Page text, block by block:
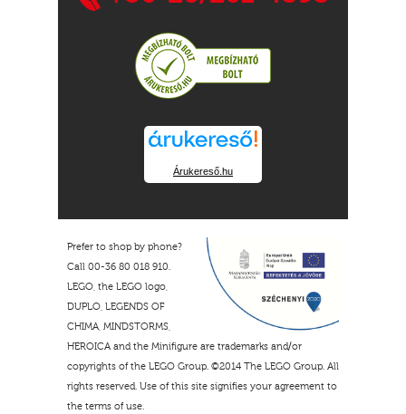
Árukereső.hu
Prefer to shop by phone?
Call 00-36 80 018 910.
LEGO, the LEGO logo,
DUPLO, LEGENDS OF
CHIMA, MINDSTORMS,
HEROICA and the Minifigure are trademarks and/or
copyrights of the LEGO Group. ©2014 The LEGO Group. All
rights reserved. Use of this site signifies your agreement to
the terms of use.